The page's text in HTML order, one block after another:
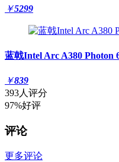
￥5299
蓝戟Intel Arc A380 Photon
￥839
393人评分
97%好评
评论
更多评论